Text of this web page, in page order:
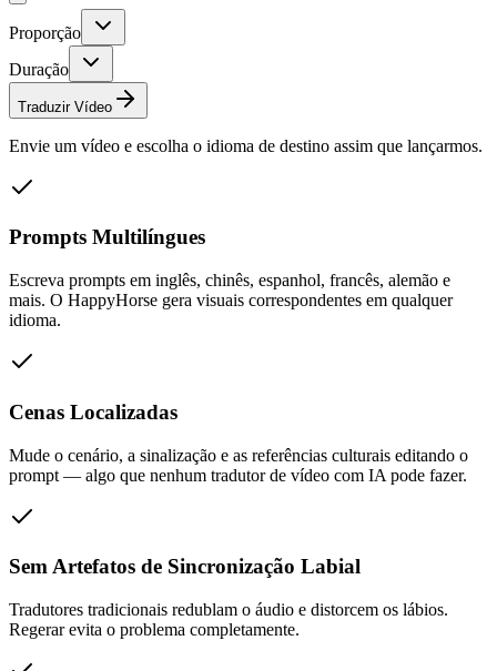
Proporção
Duração
Traduzir Vídeo
Envie um vídeo e escolha o idioma de destino assim que lançarmos.
Prompts Multilíngues
Escreva prompts em inglês, chinês, espanhol, francês, alemão e
mais. O HappyHorse gera visuais correspondentes em qualquer
idioma.
Cenas Localizadas
Mude o cenário, a sinalização e as referências culturais editando o
prompt — algo que nenhum tradutor de vídeo com IA pode fazer.
Sem Artefatos de Sincronização Labial
Tradutores tradicionais redublam o áudio e distorcem os lábios.
Regerar evita o problema completamente.